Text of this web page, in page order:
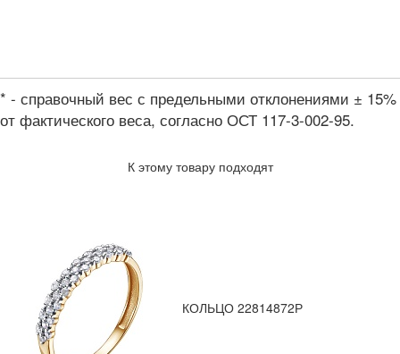
* - справочный вес с предельными отклонениями ± 15%
от фактического веса, согласно ОСТ 117-3-002-95.
К этому товару подходят
КОЛЬЦО 22814872Р